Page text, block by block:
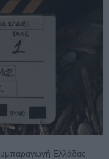
Ελλάδας